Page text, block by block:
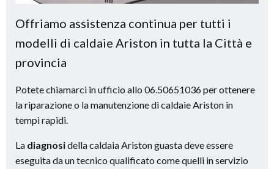
Offriamo assistenza continua per tutti i
modelli di caldaie Ariston in tutta la Città e
provincia
Potete chiamarci in ufficio allo 06.50651036 per ottenere
la riparazione o la manutenzione di caldaie Ariston in
tempi rapidi.
La diagnosidella caldaia Ariston guasta deve essere
eseguita da un tecnico qualificato come quelli in servizio